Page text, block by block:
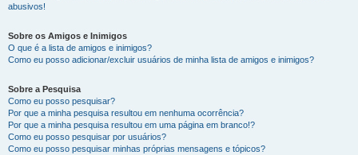
abusivos!
Sobre os Amigos e Inimigos
O que é a lista de amigos e inimigos?
Como eu posso adicionar/excluir usuários de minha lista de amigos e inimigos?
Sobre a Pesquisa
Como eu posso pesquisar?
Por que a minha pesquisa resultou em nenhuma ocorrência?
Por que a minha pesquisa resultou em uma página em branco!?
Como eu posso pesquisar por usuários?
Como eu posso pesquisar minhas próprias mensagens e tópicos?